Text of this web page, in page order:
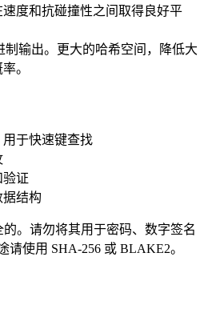
度和抗碰撞性之间取得良好平
制输出。更大的哈希空间，降低大
。
于快速键查找
证
结构
。请勿将其用于密码、数字签名
请使用 SHA-256 或 BLAKE2。